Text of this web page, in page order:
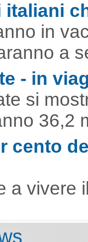
italiani
in
a
- in
si
36,2
cento
a vivere